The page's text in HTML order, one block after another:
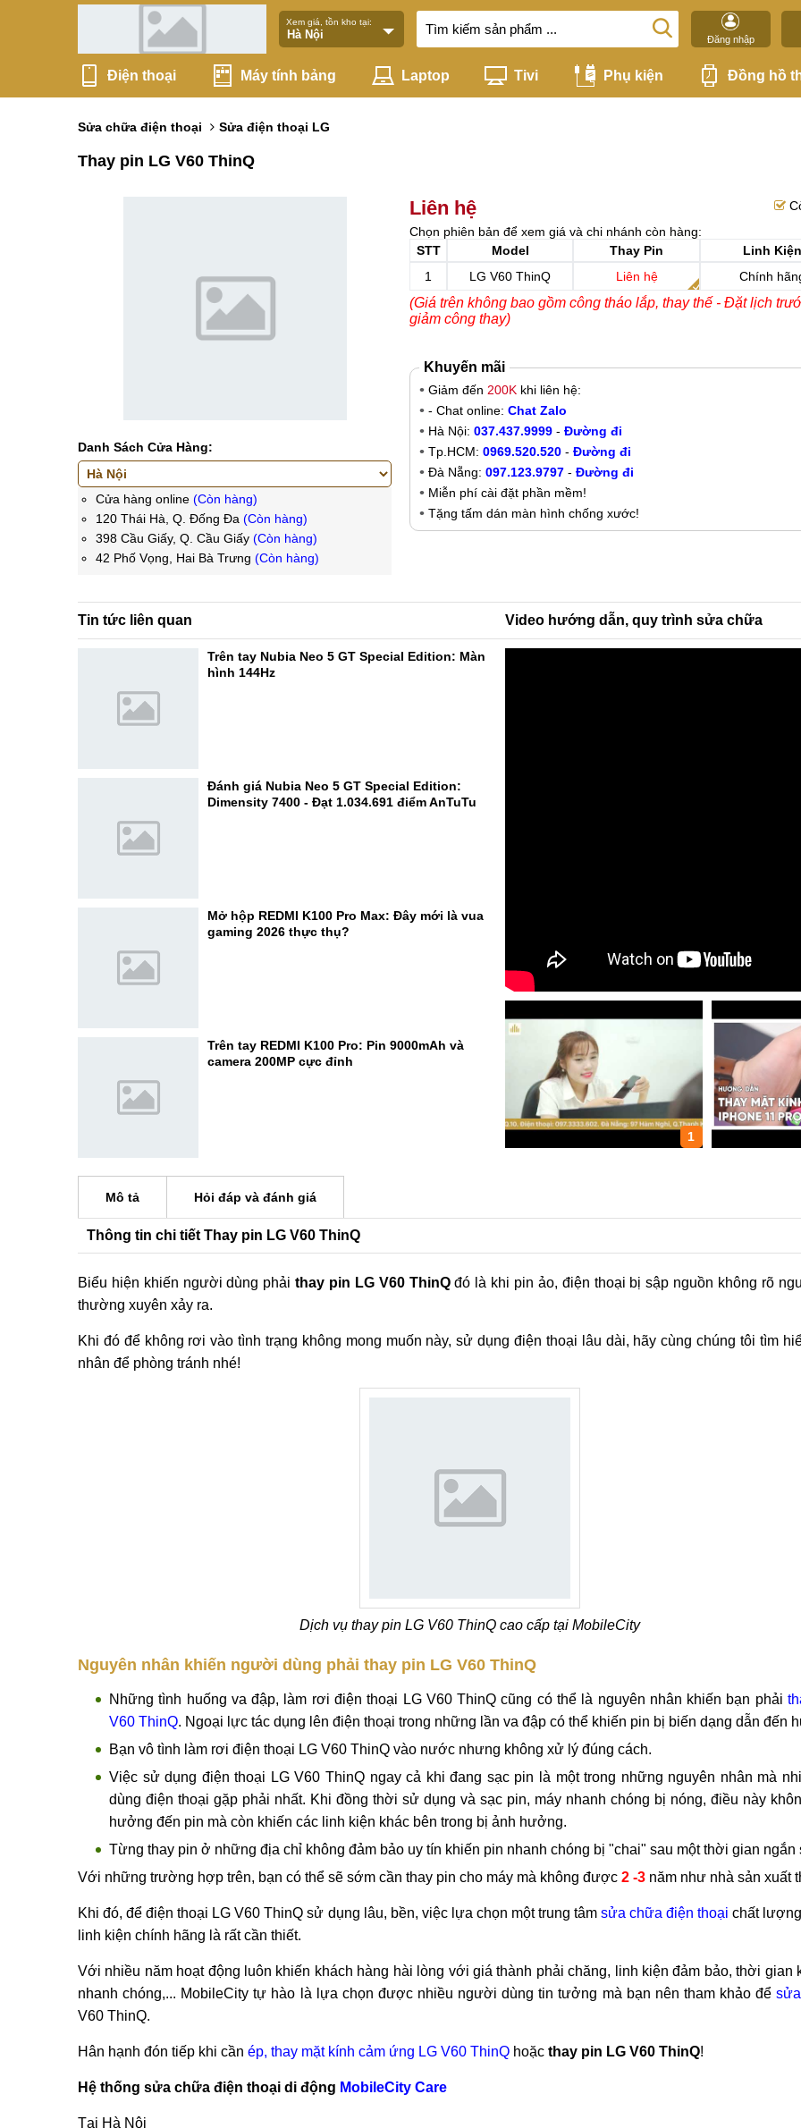
Xem giá, tồn kho tại:
Đăng nhập
Điện thoại Máy tính bảng Laptop Tivi Phụ kiện Đồng hồ
Sửa chữa điện thoại Sửa điện thoại LG
Thay pin LG V60 ThinQ
Danh Sách Cửa Hàng:
Cửa hàng online (Còn hàng)
120 Thái Hà, Q. Đống Đa (Còn hàng)
398 Cầu Giấy, Q. Cầu Giấy (Còn hàng)
42 Phố Vọng, Hai Bà Trưng (Còn hàng)
Liên hệ
Chọn phiên bản để xem giá và chi nhánh còn hàng:
STT
Model Thay Pin
Linh Kiện
1
LG V60 ThinQ Liên hệ Chính
(Giá trên không bao gồm công tháo lắp, thay thế - Đặt lịch
giảm công thay)
Khuyến mãi
Giảm đến 200K khi liên hệ:
- Chat online: Chat Zalo
Hà Nội: 037.437.9999 - Đường đi
Tp.HCM: 0969.520.520 - Đường đi
Đà Nẵng: 097.123.9797 - Đường đi
Miễn phí cài đặt phần mềm!
Tặng tấm dán màn hình chống xước!
Tin tức liên quan
Trên tay Nubia Neo 5 GT Special Edition: Màn
hình 144Hz
Đánh giá Nubia Neo 5 GT Special Edition:
Dimensity 7400 - Đạt 1.034.691 điểm AnTuTu
Mở hộp REDMI K100 Pro Max: Đây mới là vua
gaming 2026 thực thụ?
Trên tay REDMI K100 Pro: Pin 9000mAh và
camera 200MP cực đỉnh
Video hướng dẫn, quy trình sửa chữa
1
Mô tả Hỏi đáp và đánh giá
Thông tin chi tiết Thay pin LG V60 ThinQ
Biểu hiện khiến người dùng phảithay pin LG V60 ThinQđó là khi pin ảo, điện thoại bị sập nguồn không rõ
thường xuyên xảy ra.
Khi đó để không rơi vào tình trạng không mong muốn này, sử dụng điện thoại lâu dài, hãy cùng chúng tôi tìm
nhân để phòng tránh nhé!
Dịch vụ thay pin LG V60 ThinQ cao cấp tại MobileCity
Nguyên nhân khiến người dùng phải thay pin LG V60 ThinQ
Những tình huống va đập, làm rơi điện thoại LG V60 ThinQ cũng có thể là nguyên nhân khiến bạn phải
V60 ThinQ. Ngoại lực tác dụng lên điện thoại trong những lần va đập có thể khiến pin bị biến dạng dẫn đến
Bạn vô tình làm rơi điện thoại LG V60 ThinQ vào nước nhưng không xử lý đúng cách.
Việc sử dụng điện thoại LG V60 ThinQ ngay cả khi đang sạc pin là một trong những nguyên nhân mà
dùng điện thoại gặp phải nhất. Khi đồng thời sử dụng và sạc pin, máy nhanh chóng bị nóng, điều này
hưởng đến pin mà còn khiến các linh kiện khác bên trong bị ảnh hưởng.
Từng thay pin ở những địa chỉ không đảm bảo uy tín khiến pin nhanh chóng bị "chai" sau một thời gian ngắn
Với những trường hợp trên, bạn có thể sẽ sớm cần thay pin cho máy mà không được 2 -3 năm như nhà sản xuất
Khi đó, để điện thoại LG V60 ThinQ sử dụng lâu, bền, việc lựa chọn một trung tâmsửa chữa điện thoại chất
linh kiện chính hãng là rất cần thiết.
Với nhiều năm hoạt động luôn khiến khách hàng hài lòng với giá thành phải chăng, linh kiện đảm bảo, thời gian
nhanh chóng,... MobileCity tự hào là lựa chọn được nhiều người dùng tin tưởng mà bạn nên tham khảo để
V60 ThinQ.
Hân hạnh đón tiếp khi cần ép, thay mặt kính cảm ứng LG V60 ThinQ hoặc thay pin LG V60 ThinQ!
Hệ thống sửa chữa điện thoại di động MobileCity Care
Tại Hà Nội